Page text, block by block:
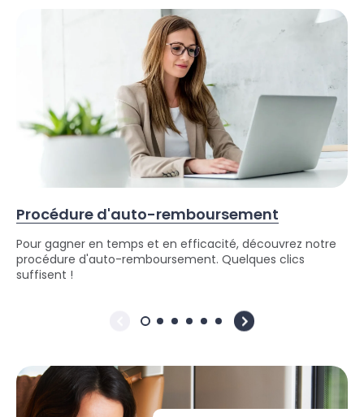
Procédure d'auto-remboursement
Pour gagner en temps et en efficacité, découvrez notre
procédure d'auto-remboursement. Quelques clics
suffisent !